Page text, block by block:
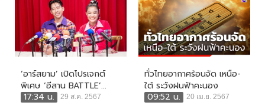
‘อาร์สยาม’ เปิดโปรเจกต์
พิเศษ ‘อีสาน BATTLE’...
17:34 น.
29 ส.ค. 2567
ทั่วไทยอากาศร้อนจัด เหนือ-
ใต้ ระวังฝนฟ้าคะนอง
09:52 น.
20 เม.ย. 2567